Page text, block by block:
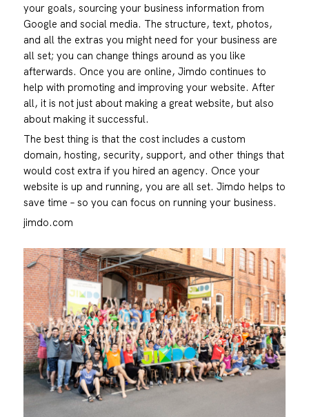
your goals, sourcing your business information from
Google and social media. The structure, text, photos,
and all the extras you might need for your business are
all set; you can change things around as you like
afterwards. Once you are online, Jimdo continues to
help with promoting and improving your website. After
all, it is not just about making a great website, but also
about making it successful.
The best thing is that the cost includes a custom
domain, hosting, security, support, and other things that
would cost extra if you hired an agency. Once your
website is up and running, you are all set. Jimdo helps to
save time – so you can focus on running your business.
jimdo.com